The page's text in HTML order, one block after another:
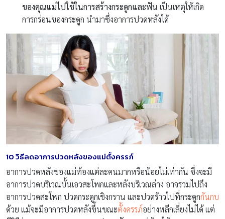
ของคุณแม่ไปใช้ในการสร้างกระดูกและฟัน เป็นเหตุให้เกิด
การกร่อนของกระดูก นำมาซึ่งอาการปวดหลังได้
10 วิธีลดอาการปวดหลังของแม่ตั้งครรภ์
อาการปวดหลังของแม่ท้องแต่ละคนมากหรือน้อยไม่เท่ากัน ซึ่งจะมี
อาการปวดบริเวณบั้นเอวสะโพกและหลังบริเวณล่าง อาจรวมไปถึง
อาการปวดสะโพก ปวดกระดูกเชิงกราน และปวดร้าวไปที่กระดูกก้นกบ
ด้วย แม้จะมีอาการปวดหลังขึ้นขณะตั้งครรภ์อย่างหลีกเลี่ยงไม่ได้ แต่